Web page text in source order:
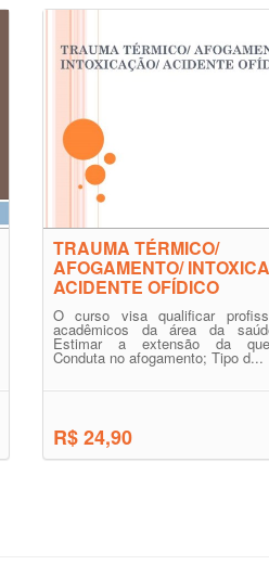
TRAUMA TÉRMICO/
AFOGAMENTO/
ACIDENTE OFÍDICO
O curso visa qualificar
acadêmicos da área da
Estimar a extensão da
Conduta no afogamento; Tipo d...
R$ 24,90